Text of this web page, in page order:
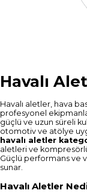
Havalı
Havalı aletler, hava
profesyonel
güçlü ve uzun süreli
otomotiv ve atölye
havalı aletler
aletleri ve
Güçlü performans ve
sunar.
Havalı Aletler